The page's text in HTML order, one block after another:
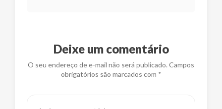
Deixe um comentário
O seu endereço de e-mail não será publicado. Campos
obrigatórios são marcados com *